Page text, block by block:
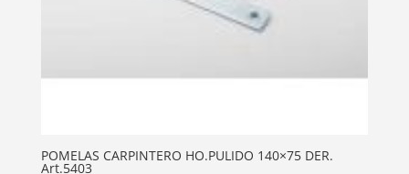
POMELAS CARPINTERO HO.PULIDO 140×75 DER.
Art.5403